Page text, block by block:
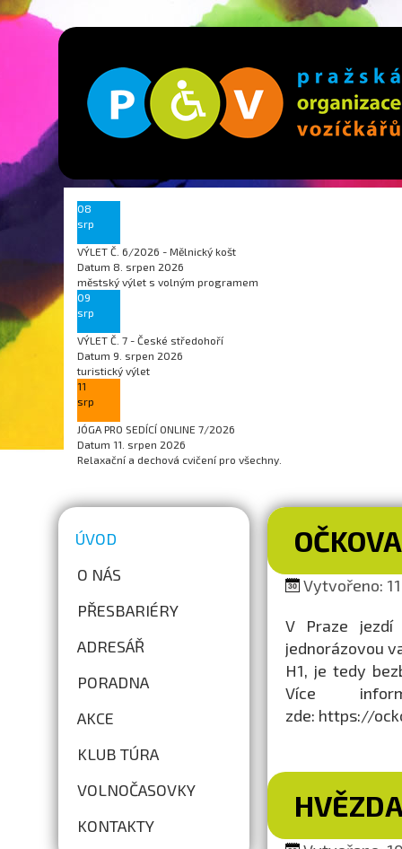
08
srp
VÝLET Č. 6/2026 - Mělnický košt
Datum 8. srpen 2026
městský výlet s volným programem
09
srp
VÝLET Č. 7 - České středohoří
Datum 9. srpen 2026
turistický výlet
11
srp
JÓGA PRO SEDÍCÍ ONLINE 7/2026
Datum 11. srpen 2026
Relaxační a dechová cvičení pro všechny.
ÚVOD
O NÁS
PŘESBARIÉRY
ADRESÁŘ
PORADNA
AKCE
KLUB TÚRA
VOLNOČASOVKY
KONTAKTY
Vytvořeno:
V Praze jezdí
jednorázovou
H1, je tedy
Více
zde: https://